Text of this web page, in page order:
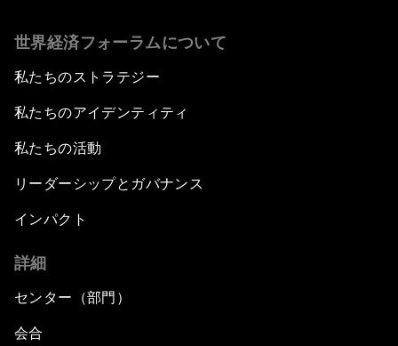
世界経済フォーラムについて
私たちのストラテジー
私たちのアイデンティティ
私たちの活動
リーダーシップとガバナンス
インパクト
詳細
センター（部門）
会合